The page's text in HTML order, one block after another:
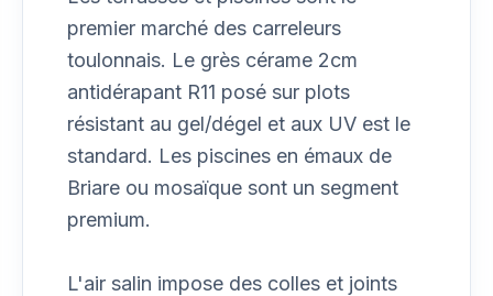
premier marché des carreleurs
toulonnais. Le grès cérame 2cm
antidérapant R11 posé sur plots
résistant au gel/dégel et aux UV est le
standard. Les piscines en émaux de
Briare ou mosaïque sont un segment
premium.
L'air salin impose des colles et joints